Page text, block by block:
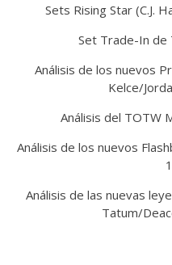
Sets Rising Star (C.J.
Set Trade-In de
Análisis de los nuevos
Kelce/
Análisis del TOTW
Análisis de los nuevos
Análisis de las nuevas
Tatum/